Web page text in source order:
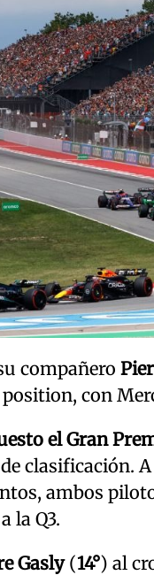
compañero
con
el Gran
clasificación.
ambos
la Q3.
Gasly(14°) al